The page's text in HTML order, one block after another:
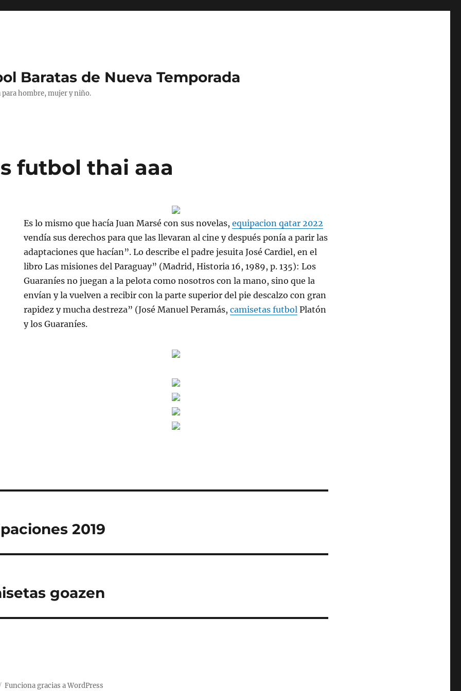
Baratas de Nueva Temporada
para hombre, mujer y niño.
futbol thai aaa
Es lo mismo que hacía Juan Marsé con sus novelas,equipacion qatar 2022
vendía sus derechos para que las llevaran al cine y después ponía a parir las
adaptaciones que hacían”. Lo describe el padre jesuita José Cardiel, en el
libro Las misiones del Paraguay” (Madrid, Historia 16, 1989, p. 135): Los
Guaraníes no juegan a la pelota como nosotros con la mano, sino que la
envían y la vuelven a recibir con la parte superior del pie descalzo con gran
rapidez y mucha destreza” (José Manuel Peramás,camisetas futbol Platón
y los Guaraníes.
2019
goazen
Funciona gracias a WordPress